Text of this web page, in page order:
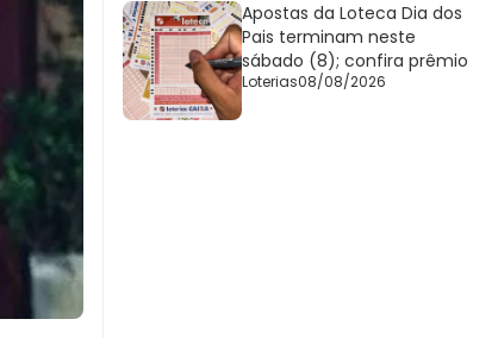
Apostas da Loteca Dia dos
Pais terminam neste
sábado (8); confira prêmio
Loterias08/08/2026